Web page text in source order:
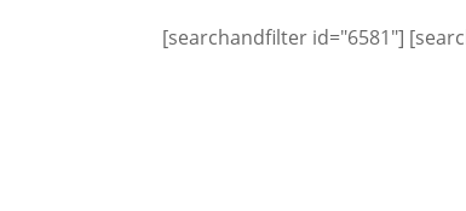
[searchandfilter id="6581"]